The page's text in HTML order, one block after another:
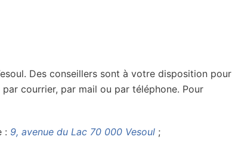
Des conseillers sont à votre disposition pour
courrier, par mail ou par téléphone. Pour
: 9, avenue du Lac 70 000 Vesoul ;